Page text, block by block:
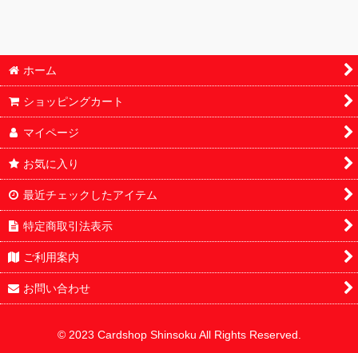
オリパ
サプライ
ホーム
ショッピングカート
マイページ
お気に入り
最近チェックしたアイテム
特定商取引法表示
ご利用案内
お問い合わせ
© 2023 Cardshop Shinsoku All Rights Reserved.